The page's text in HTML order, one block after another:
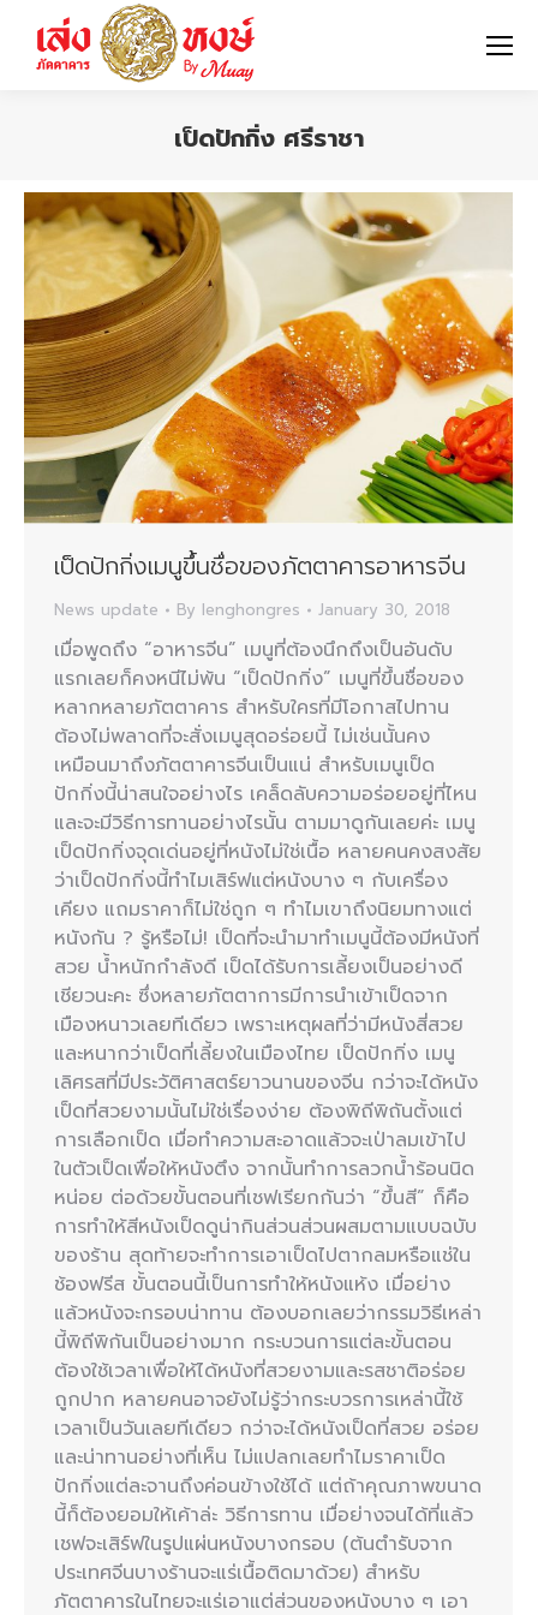
เป็ดปักกิ่ง ศรีราชา
เป็ดปักกิ่งเมนูขึ้นชื่อของภัตตาคารอาหารจีน
News update By lenghongres January 30, 2018
เมื่อพูดถึง “อาหารจีน” เมนูที่ต้องนึกถึงเป็นอันดับ
แรกเลยก็คงหนีไม่พ้น “เป็ดปักกิ่ง” เมนูที่ขึ้นชื่อของ
หลากหลายภัตตาคาร สำหรับใครที่มีโอกาสไปทาน
ต้องไม่พลาดที่จะสั่งเมนูสุดอร่อยนี้ ไม่เช่นนั้นคง
เหมือนมาถึงภัตตาคารจีนเป็นแน่ สำหรับเมนูเป็ด
ปักกิ่งนี้น่าสนใจอย่างไร เคล็ดลับความอร่อยอยู่ที่ไหน
และจะมีวิธีการทานอย่างไรนั้น ตามมาดูกันเลยค่ะ เมนู
เป็ดปักกิ่งจุดเด่นอยู่ที่หนังไม่ใช่เนื้อ หลายคนคงสงสัย
ว่าเป็ดปักกิ่งนี้ทำไมเสิร์ฟแต่หนังบาง ๆ กับเครื่อง
เคียง แถมราคาก็ไม่ใช่ถูก ๆ ทำไมเขาถึงนิยมทางแต่
หนังกัน ? รู้หรือไม่! เป็ดที่จะนำมาทำเมนูนี้ต้องมีหนังที่
สวย น้ำหนักกำลังดี เป็ดได้รับการเลี้ยงเป็นอย่างดี
เชียวนะคะ ซึ่งหลายภัตตาการมีการนำเข้าเป็ดจาก
เมืองหนาวเลยทีเดียว เพราะเหตุผลที่ว่ามีหนังสี่สวย
และหนากว่าเป็ดที่เลี้ยงในเมืองไทย เป็ดปักกิ่ง เมนู
เลิศรสที่มีประวัติศาสตร์ยาวนานของจีน กว่าจะได้หนัง
เป็ดที่สวยงามนั้นไม่ใช่เรื่องง่าย ต้องพิถีพิถันตั้งแต่
การเลือกเป็ด เมื่อทำความสะอาดแล้วจะเป่าลมเข้าไป
ในตัวเป็ดเพื่อให้หนังตึง จากนั้นทำการลวกน้ำร้อนนิด
หน่อย ต่อด้วยขั้นตอนที่เชฟเรียกกันว่า “ขึ้นสี” ก็คือ
การทำให้สีหนังเป็ดดูน่ากินส่วนส่วนผสมตามแบบฉบับ
ของร้าน สุดท้ายจะทำการเอาเป็ดไปตากลมหรือแช่ใน
ช้องฟรีส ขั้นตอนนี้เป็นการทำให้หนังแห้ง เมื่อย่าง
แล้วหนังจะกรอบน่าทาน ต้องบอกเลยว่ากรรมวิธีเหล่า
นี้พิถีพิกันเป็นอย่างมาก กระบวนการแต่ละขั้นตอน
ต้องใช้เวลาเพื่อให้ได้หนังที่สวยงามและรสชาติอร่อย
ถูกปาก หลายคนอาจยังไม่รู้ว่ากระบวรการเหล่านี้ใช้
เวลาเป็นวันเลยทีเดียว กว่าจะได้หนังเป็ดที่สวย อร่อย
และน่าทานอย่างที่เห็น ไม่แปลกเลยทำไมราคาเป็ด
ปักกิ่งแต่ละจานถึงค่อนข้างใช้ได้ แต่ถ้าคุณภาพขนาด
นี้ก็ต้องยอมให้เค้าล่ะ วิธีการทาน เมื่อย่างจนได้ที่แล้ว
เชฟจะเสิร์ฟในรูปแผ่นหนังบางกรอบ (ต้นตำรับจาก
ประเทศจีนบางร้านจะแร่เนื้อติดมาด้วย) สำหรับ
ภัตตาคารในไทยจะแร่เอาแต่ส่วนของหนังบาง ๆ เอา